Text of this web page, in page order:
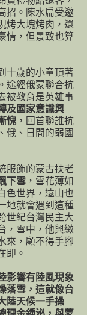
招。陳水扁受邀
烤大塊烤肉，還
情，但景致也算
十歲的小童頂著
途經俄蒙聯合抗
被教育是英雄事
及國家意識興
愧 ，回首聯誰抗
俄、日間的弱國
服飾的蒙古扶老
下雪 ，雪花薄如
色世界，遠山也
地就會遇到這種
世紀台灣民主大
，雪中，他興緻
來，顧不得手腳
即。
影響有陸風現象
落雪，這就像台
陸天候一手操